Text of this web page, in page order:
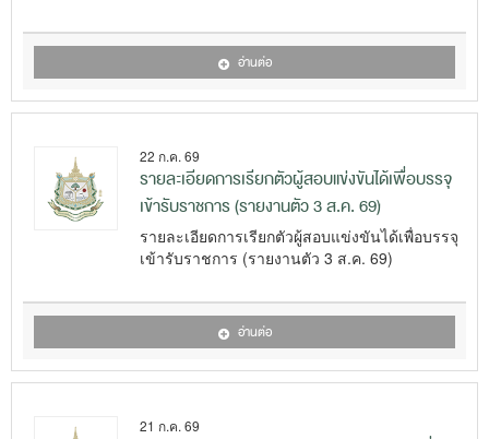
อ่านต่อ
22 ก.ค. 69
รายละเอียดการเรียกตัวผู้สอบแข่งขันได้เพื่อบรรจุ
เข้ารับราชการ (รายงานตัว 3 ส.ค. 69)
รายละเอียดการเรียกตัวผู้สอบแข่งขันได้เพื่อบรรจุ
เข้ารับราชการ (รายงานตัว 3 ส.ค. 69)
อ่านต่อ
21 ก.ค. 69